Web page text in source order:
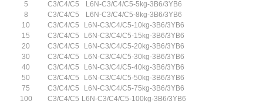
5
C3/C4/C5
L6N-C3/C4/C5-5kg-3B6/3YB6
8
C3/C4/C5
L6N-C3/C4/C5-8kg-3B6/3YB6
10
C3/C4/C5
L6N-C3/C4/C5-10kg-3B6/3YB6
15
C3/C4/C5
L6N-C3/C4/C5-15kg-3B6/3YB6
20
C3/C4/C5
L6N-C3/C4/C5-20kg-3B6/3YB6
30
C3/C4/C5
L6N-C3/C4/C5-30kg-3B6/3YB6
40
C3/C4/C5
L6N-C3/C4/C5-40kg-3B6/3YB6
50
C3/C4/C5
L6N-C3/C4/C5-50kg-3B6/3YB6
75
C3/C4/C5
L6N-C3/C4/C5-75kg-3B6/3YB6
100
C3/C4/C5 L6N-C3/C4/C5-100kg-3B6/3YB6